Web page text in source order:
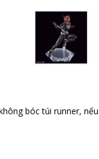
bóc túi runner,